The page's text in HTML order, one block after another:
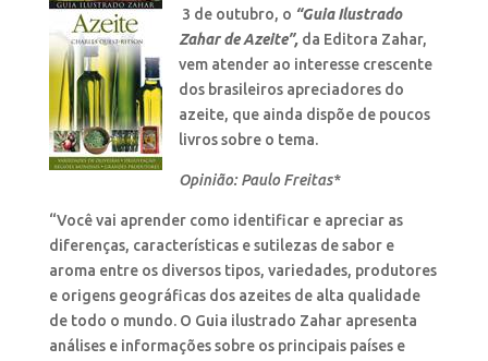
3 de outubro, o “Guia Ilustrado
Zahar de Azeite”,da Editora Zahar,
vem atender ao interesse crescente
dos brasileiros apreciadores do
azeite, que ainda dispõe de poucos
livros sobre o tema.
Opinião: Paulo Freitas*
“Você vai aprender como identificar e apreciar as
diferenças, características e sutilezas de sabor e
aroma entre os diversos tipos, variedades, produtores
e origens geográficas dos azeites de alta qualidade
de todo o mundo. O Guia ilustrado Zahar apresenta
análises e informações sobre os principais países e